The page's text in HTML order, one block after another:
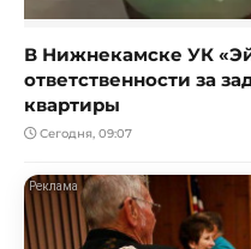
В Нижнекамске УК
ответственности за
квартиры
Сегодня, 09:07